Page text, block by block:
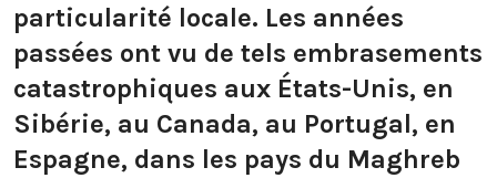
particularité locale. Les années
passées ont vu de tels embrasements
catastrophiques aux États-Unis, en
Sibérie, au Canada, au Portugal, en
Espagne, dans les pays du Maghreb